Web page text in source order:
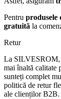
Pentru
gratuită la
Retur
La SILVESROM,
mai înaltă calitate
sunteți complet
politică de retur
ale clienților B2B.